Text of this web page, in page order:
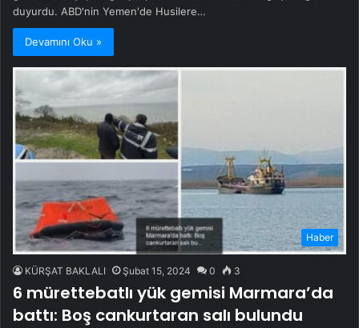
duyurdu. ABD'nin Yemen'de Husilere…
Devamını Oku »
Haber
KÜRŞAT BAKLALI Şubat 15, 2024 0 3
6 mürettebatlı yük gemisi Marmara’da
battı: Boş cankurtaran salı bulundu